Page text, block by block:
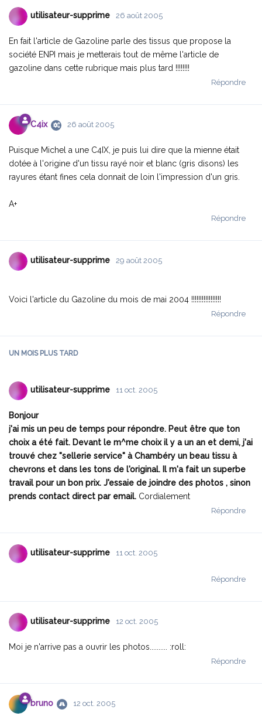
utilisateur-supprime 26 août 2005
En fait l'article de Gazoline parle des tissus que propose la
société ENPI mais je metterais tout de même l'article de
gazoline dans cette rubrique mais plus tard !!!!!!!!
Répondre
C4ix 26 août 2005
Puisque Michel a une C4IX, je puis lui dire que la mienne était
dotée à l'origine d'un tissu rayé noir et blanc (gris disons) les
rayures étant fines cela donnait de loin l'impression d'un gris.
A+
Répondre
utilisateur-supprime 29 août 2005
Voici l'article du Gazoline du mois de mai 2004 !!!!!!!!!!!!!!!!!
Répondre
UN MOISPLUS TARD
utilisateur-supprime 11 oct. 2005
Bonjour
j'ai mis un peu de temps pour répondre. Peut être que ton
choix a été fait. Devant le m^me choix il y a un an et demi, j'ai
trouvé chez "sellerie service" à Chambéry un beau tissu à
chevrons et dans les tons de l'original. Il m'a fait un superbe
travail pour un bon prix. J'essaie de joindre des photos , sinon
prends contact direct par email. Cordialement
Répondre
utilisateur-supprime 11 oct. 2005
Répondre
utilisateur-supprime 12 oct. 2005
Moi je n'arrive pas a ouvrir les photos.......... :roll:
Répondre
bruno 12 oct. 2005